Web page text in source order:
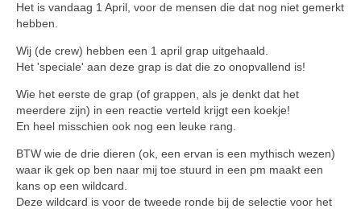
Het is vandaag 1 April, voor de mensen die dat nog niet gemerkt
hebben.
Wij (de crew) hebben een 1 april grap uitgehaald.
Het 'speciale' aan deze grap is dat die zo onopvallend is!
Wie het eerste de grap (of grappen, als je denkt dat het
meerdere zijn) in een reactie verteld krijgt een koekje!
En heel misschien ook nog een leuke rang.
BTW wie de drie dieren (ok, een ervan is een mythisch wezen)
waar ik gek op ben naar mij toe stuurd in een pm maakt een
kans op een wildcard.
Deze wildcard is voor de tweede ronde bij de selectie voor het